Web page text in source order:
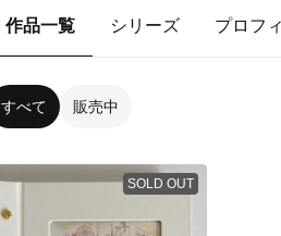
作品一覧 シリーズ プロフ
すべて 販売中
SOLD OUT